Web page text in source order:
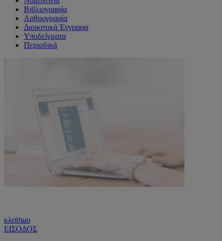
Βιβλιογραφία
Αρθρογραφία
Διοικητικά Έγγραφα
Υποδείγματα
Περιοδικά
κλείσιμο
ΕΙΣΟΔΟΣ